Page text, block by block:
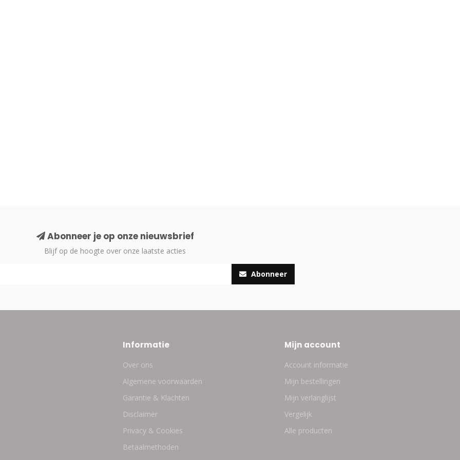
Abonneer je op onze nieuwsbrief
Blijf op de hoogte over onze laatste acties
Abonneer
Informatie
Over ons
Algemene voorwaarden
Garantie & Klachten
Disclaimer
Privacy & Cookies
Betaalmethoden
Mijn account
Account informatie
Mijn bestellingen
Mijn verlanglijst
Vergelijk
Alle producten